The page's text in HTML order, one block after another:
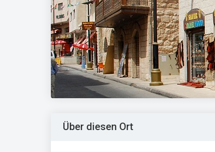
Über diesen Ort